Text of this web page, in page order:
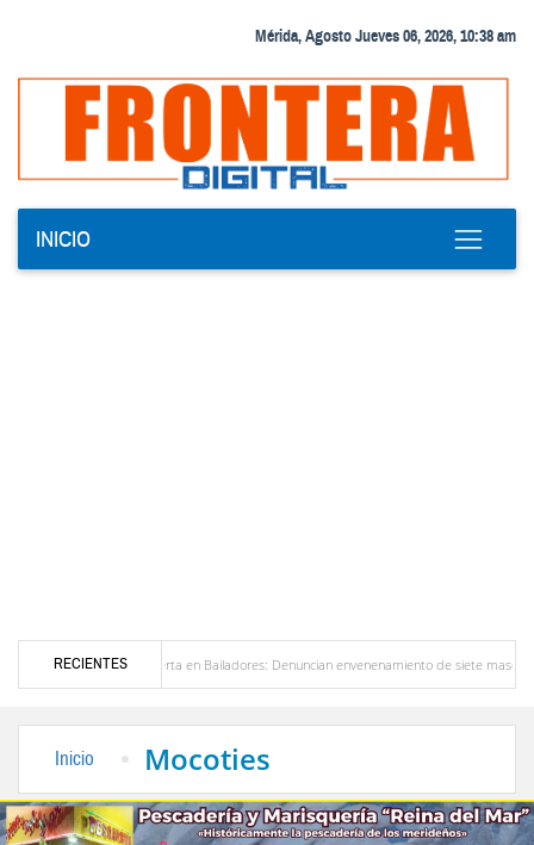
Mérida, Agosto Jueves 06, 2026, 10:38 am
INICIO
RECIENTES
Alerta en Bailadores: Denuncian envenenamiento de siete mascotas en El Rincón de La
Inicio Mocoties